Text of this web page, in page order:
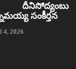
దీనిసోద్యంబు
సంకీర్తన
4, 2026